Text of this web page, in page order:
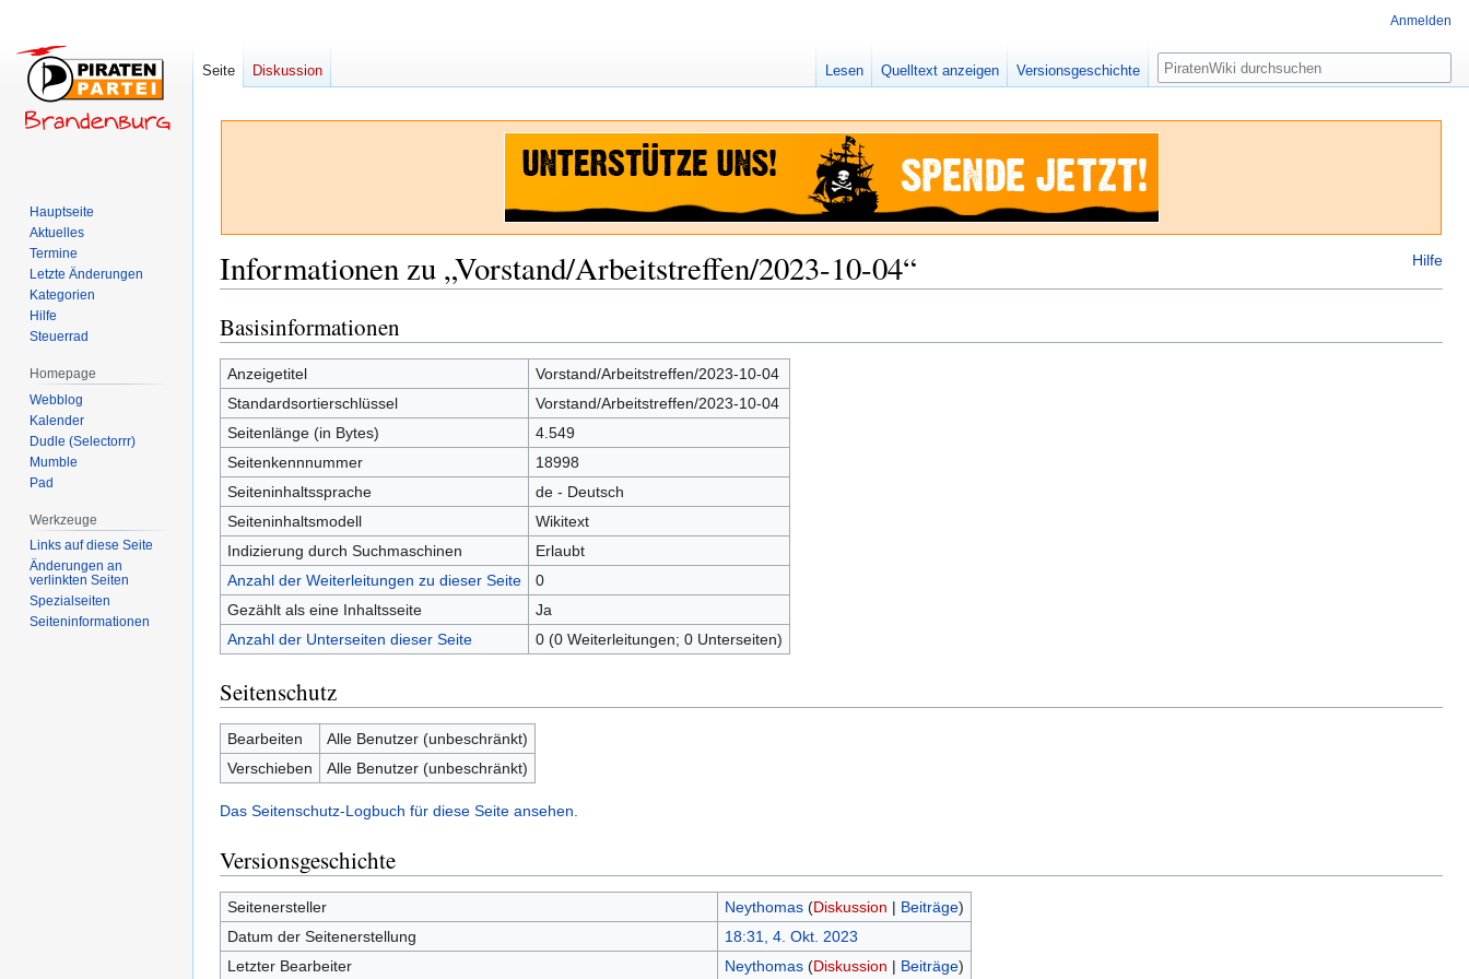
Hilfe
Informationen zu „Vorstand/Arbeitstreffen/2023-10-04“
Zur
Navigation
springen
Zur
Suche
springen
Basisinformationen
Anzeigetitel
Vorstand/Arbeitstreffen/2023-10-04
Standardsortierschlüssel
Vorstand/Arbeitstreffen/2023-10-04
Seitenlänge (in Bytes)
4.549
Seitenkennnummer
18998
Seiteninhaltssprache
de - Deutsch
Seiteninhaltsmodell
Wikitext
Indizierung durch Suchmaschinen
Erlaubt
Anzahl der Weiterleitungen zu dieser Seite
0
Gezählt als eine Inhaltsseite
Ja
Anzahl der Unterseiten dieser Seite
0 (0 Weiterleitungen; 0 Unterseiten)
Seitenschutz
Bearbeiten
Alle Benutzer (unbeschränkt)
Verschieben
Alle Benutzer (unbeschränkt)
Das Seitenschutz-Logbuch für diese Seite ansehen.
Versionsgeschichte
Seitenersteller Neythomas (Diskussion | Beiträge)
Datum der Seitenerstellung
18:31, 4. Okt. 2023
Letzter Bearbeiter
Neythomas (Diskussion | Beiträge)
Anmelden
Seite Diskussion Lesen Quelltext anzeigen Versionsgeschichte Suche
Hauptseite
Aktuelles
Termine
Letzte Änderungen
Kategorien
Hilfe
Steuerrad
Homepage
Webblog
Kalender
Dudle (Selectorrr)
Mumble
Pad
Werkzeuge
Links auf diese Seite
Änderungen an
verlinkten Seiten
Spezialseiten
Seiten­­informationen